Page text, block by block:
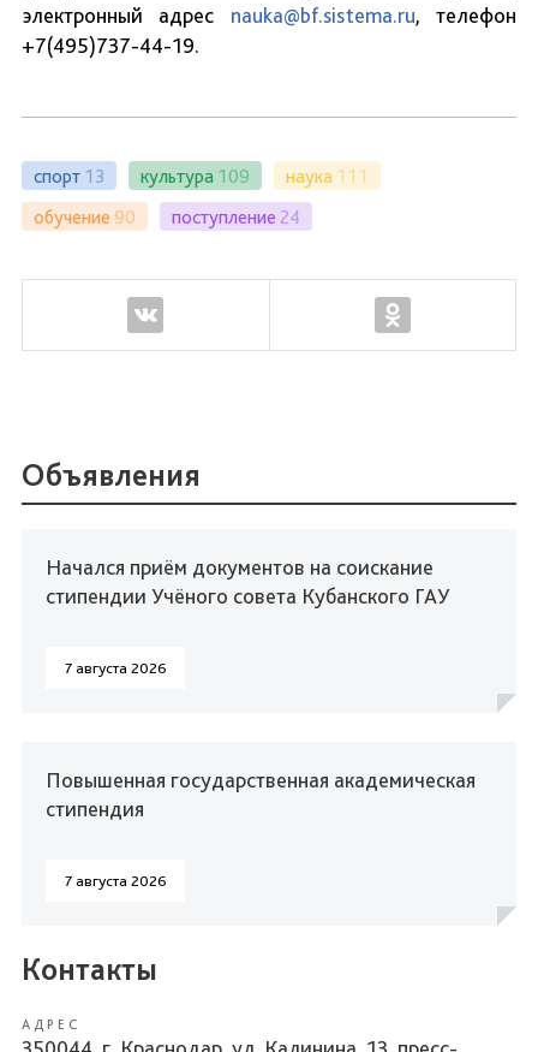
электронный адрес nauka@bf.sistema.ru, телефон
+7(495)737-44-19.
спорт 13 культура 109 наука 111
обучение 90 поступление 24
Объявления
Начался приём документов на соискание
стипендии Учёного совета Кубанского ГАУ
7 августа 2026
Повышенная государственная академическая
стипендия
7 августа 2026
Контакты
АДРЕС